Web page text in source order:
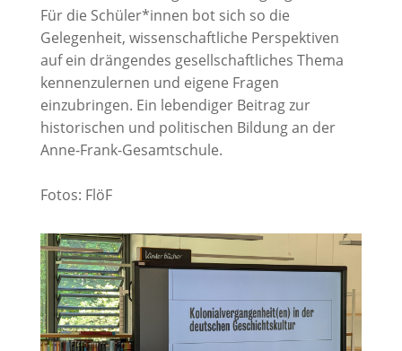
Für die Schüler*innen bot sich so die
Gelegenheit, wissenschaftliche Perspektiven
auf ein drängendes gesellschaftliches Thema
kennenzulernen und eigene Fragen
einzubringen. Ein lebendiger Beitrag zur
historischen und politischen Bildung an der
Anne-Frank-Gesamtschule.
Fotos: FlöF